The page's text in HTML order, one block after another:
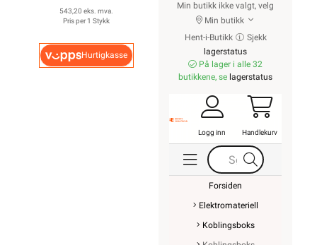
543,20 eks. mva.
Pris per 1 Stykk
Hurtigkasse
Min butikk ikke valgt, velg
Min butikk
Hent-i-Butikk
Sjekk
lagerstatus
På lager i alle 32
butikkene, se lagerstatus
Logg inn Handlekurv
Forsiden
Elektromateriell
Koblingsboks